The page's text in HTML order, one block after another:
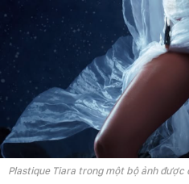
Plastique Tiara trong một bộ ảnh được